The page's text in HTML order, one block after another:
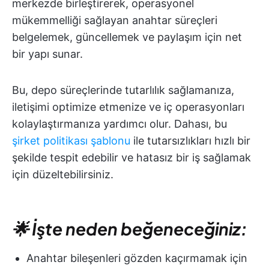
merkezde birleştirerek, operasyonel
mükemmelliği sağlayan anahtar süreçleri
belgelemek, güncellemek ve paylaşım için net
bir yapı sunar.
Bu, depo süreçlerinde tutarlılık sağlamanıza,
iletişimi optimize etmenize ve iç operasyonları
kolaylaştırmanıza yardımcı olur. Dahası, bu
şirket politikası şablonu ile tutarsızlıkları hızlı bir
şekilde tespit edebilir ve hatasız bir iş sağlamak
için düzeltebilirsiniz.
🌟 İşte neden beğeneceğiniz:
Anahtar bileşenleri gözden kaçırmamak için